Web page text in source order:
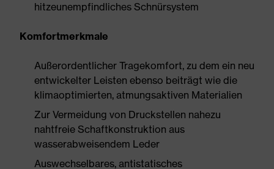
hitzeunempfindliches Schnürsystem
Komfortmerkmale
Außerordentlicher Tragekomfort, zu dem ein neu
entwickelter Leisten ebenso beiträgt wie die
klimaoptimierten, atmungsaktiven Materialien
Zur Vermeidung von Druckstellen nahezu
nahtfreie Schaftkonstruktion aus
wasserabweisendem Leder
Auswechselbares, antistatisches